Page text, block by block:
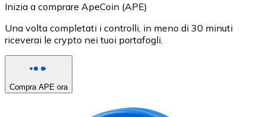
Inizia a comprare ApeCoin (APE)
Una volta completati i controlli, in meno di 30 minuti
riceverai le crypto nei tuoi portafogli.
Compra APE ora